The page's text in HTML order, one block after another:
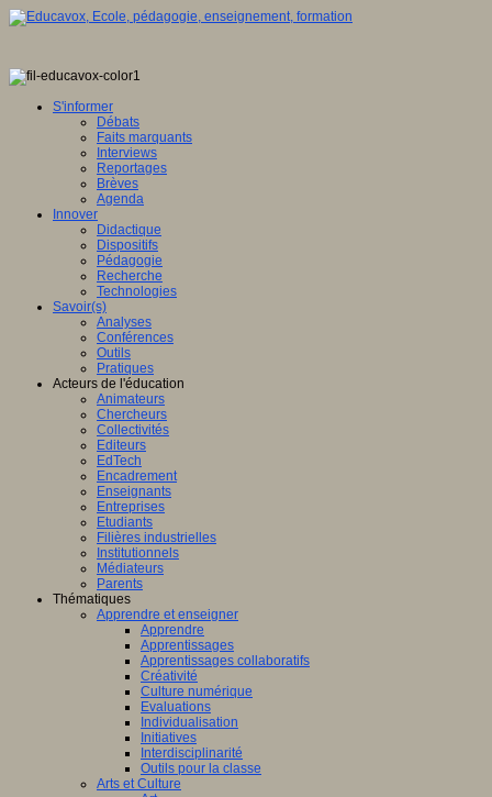
S'informer
Débats
Faits marquants
Interviews
Reportages
Brèves
Agenda
Innover
Didactique
Dispositifs
Pédagogie
Recherche
Technologies
Savoir(s)
Analyses
Conférences
Outils
Pratiques
Acteurs de l'éducation
Animateurs
Chercheurs
Collectivités
Editeurs
EdTech
Encadrement
Enseignants
Entreprises
Etudiants
Filières industrielles
Institutionnels
Médiateurs
Parents
Thématiques
Apprendre et enseigner
Apprendre
Apprentissages
Apprentissages collaboratifs
Créativité
Culture numérique
Evaluations
Individualisation
Initiatives
Interdisciplinarité
Outils pour la classe
Arts et Culture